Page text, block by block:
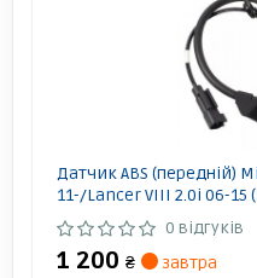
Датчик ABS (передній)
11-/Lancer VIII 2.0i 06-15
0 відгуків
1 200 ₴
завтра